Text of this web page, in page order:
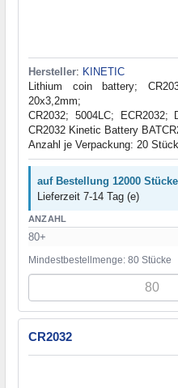
Hersteller: KINETIC
Lithium coin battery;
CR2032; 5004LC; ECR2032;
CR2032 Kinetic Battery
Anzahl je Verpackung: 20
auf Bestellung 12000
Lieferzeit 7-14 Tag (e)
ANZAHL
80+
Mindestbestellmenge: 80 Stücke
CR2032